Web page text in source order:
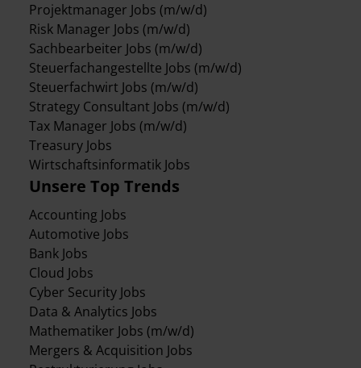
Unsere Top Trends
Accounting Jobs
Automotive Jobs
Bank Jobs
Cloud Jobs
Cyber Security Jobs
Data & Analytics Jobs
Mathematiker Jobs (m/w/d)
Mergers & Acquisition Jobs
Projektmanager Jobs (m/w/d)
Risk Manager Jobs (m/w/d)
Sachbearbeiter Jobs (m/w/d)
Steuerfachangestellte Jobs (m/w/d)
Steuerfachwirt Jobs (m/w/d)
Strategy Consultant Jobs (m/w/d)
Tax Manager Jobs (m/w/d)
Treasury Jobs
Wirtschaftsinformatik Jobs